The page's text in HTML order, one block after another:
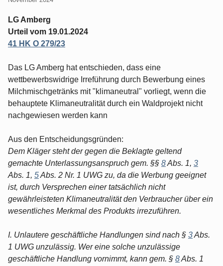
LG Amberg
Urteil vom 19.01.2024
41 HK O 279/23
Das LG Amberg hat entschieden, dass eine
wettbewerbswidrige Irreführung durch Bewerbung eines
Milchmischgetränks mit "klimaneutral" vorliegt, wenn die
behauptete Klimaneutralität durch ein Waldprojekt nicht
nachgewiesen werden kann
Aus den Entscheidungsgründen:
Dem Kläger steht der gegen die Beklagte geltend
gemachte Unterlassungsanspruch gem. §§ 8Abs. 1, 3
Abs. 1, 5Abs. 2 Nr. 1 UWG zu, da die Werbung geeignet
ist, durch Versprechen einer tatsächlich nicht
gewährleisteten Klimaneutralität den Verbraucher über ein
wesentliches Merkmal des Produkts irrezuführen.
I. Unlautere geschäftliche Handlungen sind nach § 3Abs.
1 UWG unzulässig. Wer eine solche unzulässige
geschäftliche Handlung vornimmt, kann gem. § 8Abs. 1